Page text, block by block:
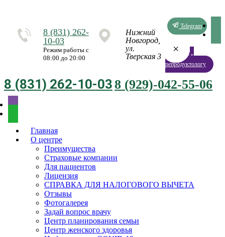
8 (831) 262-
10-03
Режим работы с
08:00 до 20:00
Нижний
Новгород,
ул.
Тверская 3
Telegram
Запись к
репродуктологу
8 (831) 262-10-038 (929)-042-55-06
Главная
О центре
Преимущества
Страховые компании
Для пациентов
Лицензия
СПРАВКА ДЛЯ НАЛОГОВОГО ВЫЧЕТА
Отзывы
Фотогалерея
Задай вопрос врачу
Центр планирования семьи
Центр женского здоровья
×
×
×
×
×
×
×
×